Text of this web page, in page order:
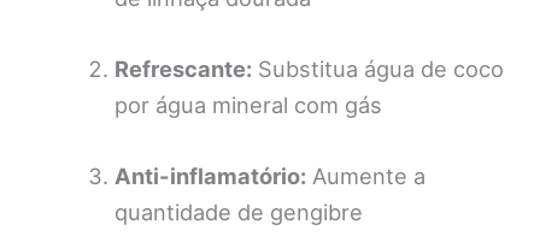
Refrescante: Substitua água de coco
por água mineral com gás
Anti-inflamatório: Aumente a
quantidade de gengibre